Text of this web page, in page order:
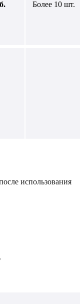
Более 10 шт.
использования